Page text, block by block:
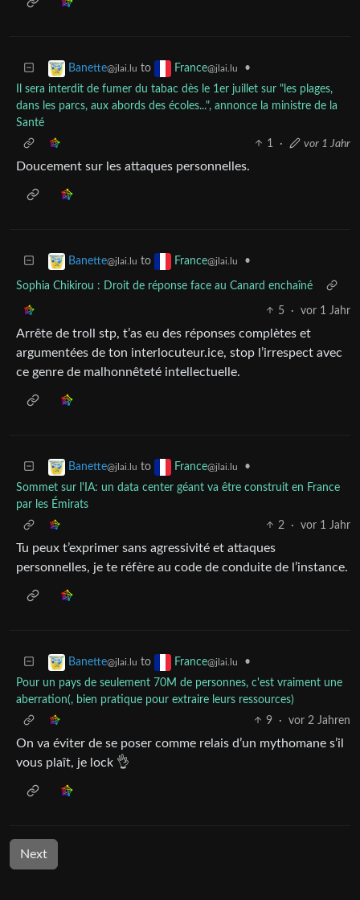
Banette@jlai.lu to France@jlai.lu
•
Il sera interdit de fumer du tabac dès le 1er juillet sur "les plages,
dans les parcs, aux abords des écoles...", annonce la ministre de la
Santé
1
· vor 1 Jahr
Doucement sur les attaques personnelles.
Banette@jlai.lu to France@jlai.lu •
Sophia Chikirou : Droit de réponse face au Canard enchaîné
5 · vor 1 Jahr
Arrête de troll stp, t’as eu des réponses complètes et
argumentées de ton interlocuteur.ice, stop l’irrespect avec
ce genre de malhonnêteté intellectuelle.
Banette@jlai.lu to France@jlai.lu
•
Sommet sur l'IA: un data center géant va être construit en France
par les Émirats
2
· vor 1 Jahr
Tu peux t’exprimer sans agressivité et attaques
personnelles, je te réfère au code de conduite de l’instance.
Banette@jlai.lu to France@jlai.lu
•
Pour un pays de seulement 70M de personnes, c'est vraiment une
aberration(, bien pratique pour extraire leurs ressources)
9
· vor 2 Jahren
On va éviter de se poser comme relais d’un mythomane s’il
vous plaît, je lock 👌
Next